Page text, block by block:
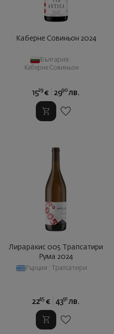
Каберне Совиньон 2024
България
Каберне Совиньон
1529 € 2990 лв.
Лираракис 005 Трапсатири
Рума 2024
Гърция Трапсатири
2245 € 4391 лв.